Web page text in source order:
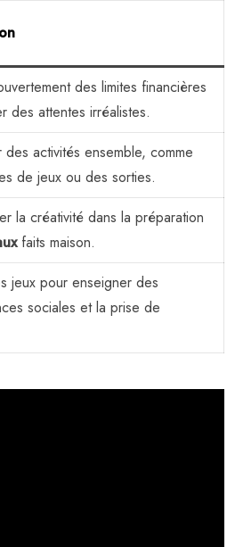
des limites financières
des attentes irréalistes.
des activités ensemble, comme
de jeux ou des sorties.
la créativité dans la préparation
faits maison.
jeux pour enseigner des
sociales et la prise de